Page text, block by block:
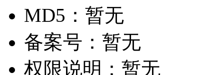
MD5： 暂无
备案号： 暂无
权限说明： 暂无